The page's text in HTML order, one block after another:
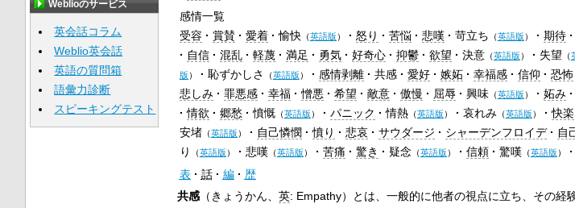
感情一覧
受容
賞賛 愛着 愉快（英語版） 怒り 苦悩 悲嘆 苛立ち （英語版） 期待
自信
混乱 軽蔑 満足 勇気 好奇心 抑鬱 欲望 決意（英語版） 失望 （
版） 恥ずかしさ （英語版） 感情剥離 共感 愛好 嫉妬 幸福感 信仰 恐怖
悲しみ
罪悪感 幸福 憎悪 希望 敵意 傲慢 屈辱 興味（英語版） 妬み
情欲
郷愁 憤慨（英語版） パニック 情熱（英語版） 哀れみ（英語版） 快楽
安堵（英語版） 自己憐憫 憤り 悲哀 サウダージ シャーデンフロイデ 自
り
（英語版） 悲嘆（英語版） 苦痛 驚き 疑念（英語版） 信頼 驚嘆（英語版）
表
話 編
歴
共感（きょうかん、 英: Empathy）とは、一般的に他者の視点に立ち、その経
Weblioのサービス
英会話コラム
Weblio英会話
英語の質問箱
語彙力診断
スピーキングテスト